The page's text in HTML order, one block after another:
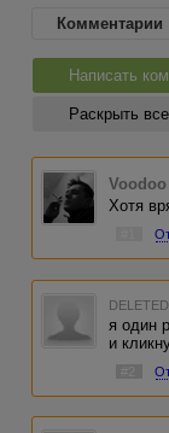
Комментарии
Написать
Раскрыть
Voodoo
Хотя
DELETED
я один
и